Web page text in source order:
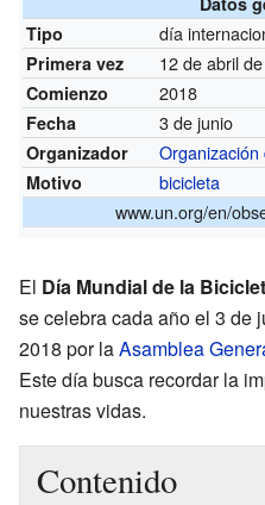
Tipo
día
Primera vez 12 de abril
Comienzo 2018
Fecha 3 de junio
Organizador
Motivo
bicicleta
www.un.org/en/
El Día Mundial de la
se celebra cada año el 3 de
2018 por laAsamblea
Este día busca recordar la
nuestras vidas.
Contenido